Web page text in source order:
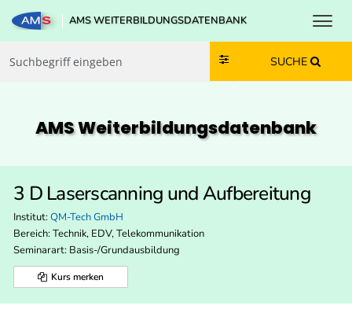
Zum Inhalt springen
Zum Navmenü springen
Zur Suche springen
Zur Footer springen
AMS WEITERBILDUNGSDATENBANK
SUCHE
AMS Weiterbildungs­datenbank
3 D Laserscanning und Aufbereitung
Institut: QM-Tech GmbH
Bereich: Technik, EDV, Telekommunikation
Seminarart: Basis-/Grundausbildung
Kurs merken